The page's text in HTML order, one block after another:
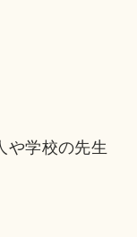
や学校の先生